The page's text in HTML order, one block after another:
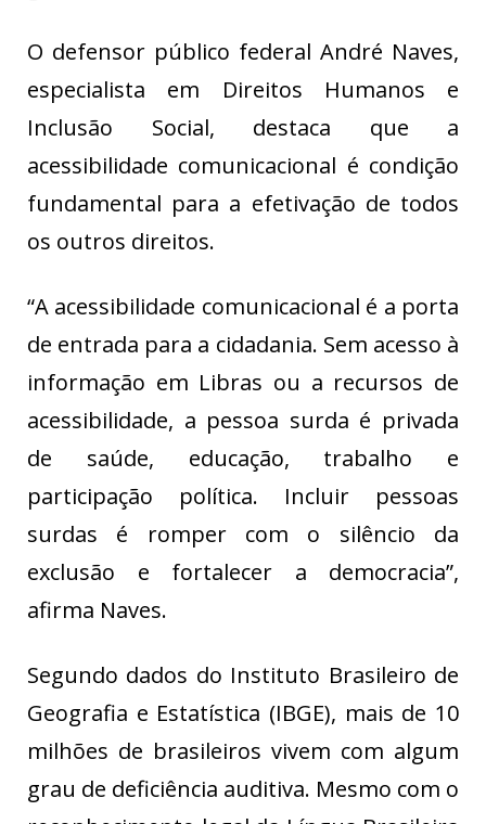
O defensor público federal André Naves,
especialista em Direitos Humanos e
Inclusão Social, destaca que a
acessibilidade comunicacional é condição
fundamental para a efetivação de todos
os outros direitos.
“A acessibilidade comunicacional é a porta
de entrada para a cidadania. Sem acesso à
informação em Libras ou a recursos de
acessibilidade, a pessoa surda é privada
de saúde, educação, trabalho e
participação política. Incluir pessoas
surdas é romper com o silêncio da
exclusão e fortalecer a democracia”,
afirma Naves.
Segundo dados do Instituto Brasileiro de
Geografia e Estatística (IBGE), mais de 10
milhões de brasileiros vivem com algum
grau de deficiência auditiva. Mesmo com o